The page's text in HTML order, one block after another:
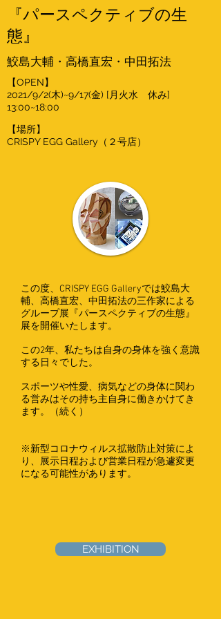
『パースペクティブの生
態』
鮫島大輔・高橋直宏・中田拓法
​【OPEN】
2021/9/2(木)~9/17(金) [月火水 休み]
13:00~18:00
【場所】
CRISPY EGG Gallery（２号店）
この度、CRISPY EGG Galleryでは鮫島大
輔、高橋直宏、中田拓法の三作家による
グループ展『パースペクティブの生態』
展を開催いたします。
この2年、私たちは自身の身体を強く意識
する日々でした。
スポーツや性愛、病気などの身体に関わ
る営みはその持ち主自身に働きかけてき
ます。（続く）
※新型コロナウィルス拡散防止対策によ
り、展示日程および営業日程が急遽変更
になる可能性があります。​
EXHIBITION